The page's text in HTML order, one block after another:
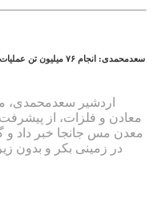
سعدمحمدی: انجام ۷۶
اردشیر سعدمحمدی،
معادن و فلزات، از
معدن مس جانجا خبر داد و
در زمینی بکر و بدون